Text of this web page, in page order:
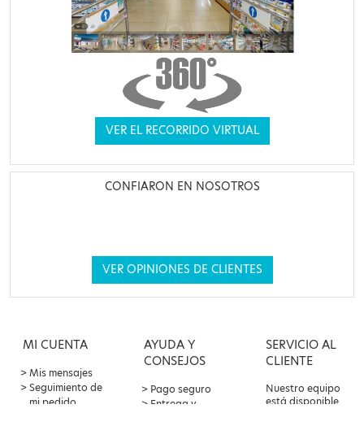
VER EL RECORRIDO VIRTUAL
CONFIARON EN NOSOTROS
VER OPINIONES DE CLIENTES
MI CUENTA
Mis mensajes
Seguimiento de
mi pedido
AYUDA Y
CONSEJOS
Pago seguro
Entrega y
SERVICIO AL
CLIENTE
Nuestro equipo
está disponible